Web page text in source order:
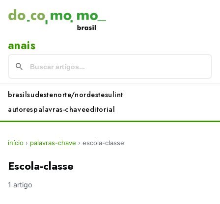
anais
brasilsudestenorte/nordestesulint
autorespalavras-chaveeditorial
início › palavras-chave › escola-classe
Escola-classe
1 artigo